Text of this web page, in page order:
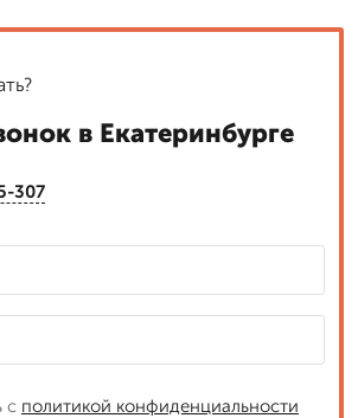
в Екатеринбурге
307
с политикой конфиденциальности